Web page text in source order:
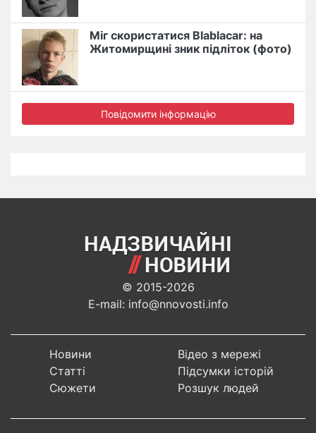
Міг скористатися Blablacar: на
Житомирщині зник підліток (фото)
Повідомити інформацію
© 2015-2026
E-mail: info@nnovosti.info
Новини
Статті
Сюжети
Відео з мережі
Підсумки історій
Розшук людей